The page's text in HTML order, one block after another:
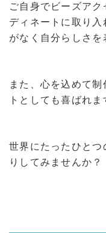
ご自身でビーズア
ディネートに取り入
がなく自分らしさを
また、心を込めて
トとしても喜ばれま
世界にたったひと
りしてみませんか？